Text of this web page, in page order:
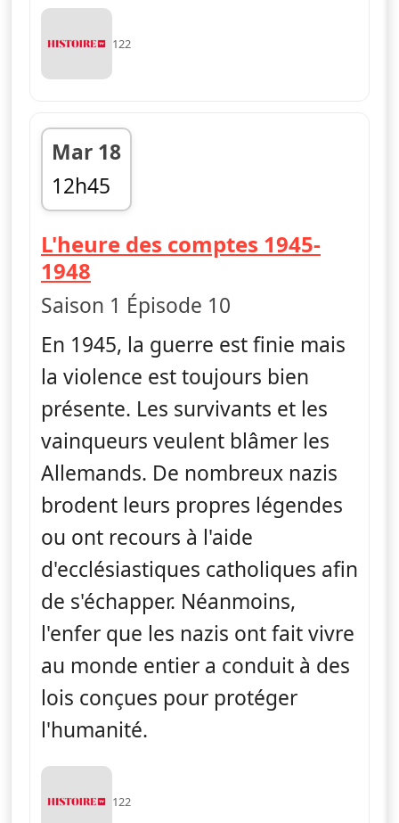
122
Mar 18
12h45
fin 13h40
L'heure des comptes 1945-
1948
Saison 1 Épisode 10
En 1945, la guerre est finie mais
la violence est toujours bien
présente. Les survivants et les
vainqueurs veulent blâmer les
Allemands. De nombreux nazis
brodent leurs propres légendes
ou ont recours à l'aide
d'ecclésiastiques catholiques afin
de s'échapper. Néanmoins,
l'enfer que les nazis ont fait vivre
au monde entier a conduit à des
lois conçues pour protéger
l'humanité.
122